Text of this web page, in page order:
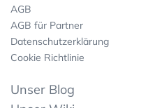
AGB
AGB für Partner
Datenschutzerklärung
Cookie Richtlinie
Unser Blog